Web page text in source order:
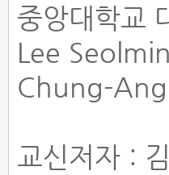
중앙대학교
Lee
Chung-
교신저자 :